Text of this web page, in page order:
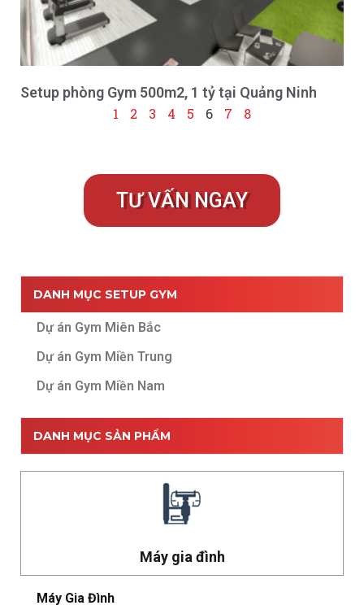
Setup phòng Gym 500m2, 1 tỷ tại Quảng Ninh
1
2 3 4 5 6 7 8
TƯ VẤN NGAY
DANH MỤC SETUP GYM
Dự án Gym Miên Bắc
Dự án Gym Miền Trung
Dự án Gym Miền Nam
DANH MỤC SẢN PHẨM
Máy gia đình
Máy Gia Đình